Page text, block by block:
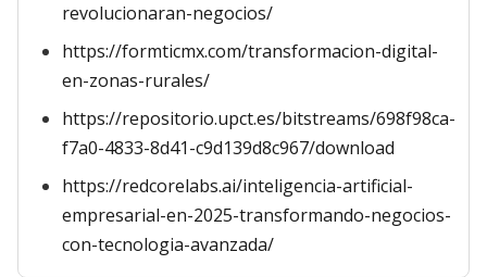
revolucionaran-negocios/
https://formticmx.com/transformacion-digital-
en-zonas-rurales/
https://repositorio.upct.es/bitstreams/698f98ca-
f7a0-4833-8d41-c9d139d8c967/download
https://redcorelabs.ai/inteligencia-artificial-
empresarial-en-2025-transformando-negocios-
con-tecnologia-avanzada/